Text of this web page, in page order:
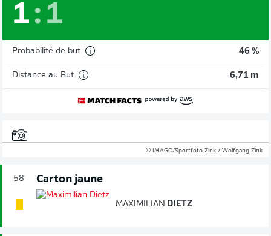
1: 1
Probabilité de but 46 %
Distance au But 6,71 m
© IMAGO/Sportfoto Zink / Wolfgang Zink
58' Carton jaune
MAXIMILIAN DIETZ